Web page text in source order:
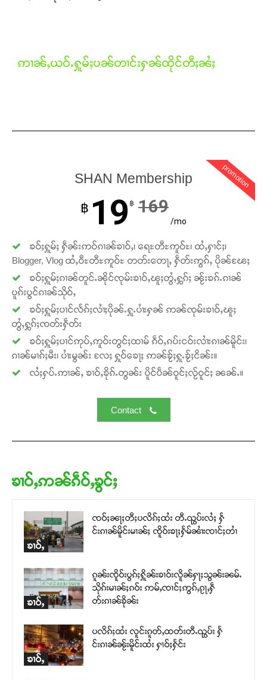
Support SHAN
ဢၢၼ်ႇယဝ်ႉႁူမ်ႈပၼ်တၢင်းႁၼ်ထိုင်တီႈၼႆႈ
promotion
SHAN Membership
฿ 19 ฿ 169
/mo
ၶဝ်ႈႁူမ်ႈ ႁဵၼ်းဢဝ်ၵၢၼ်ၶၢဝ်ႇ၊ ရေႊတီႊဢူဝ်ႊ၊ ထႆႇႁၢင်ႈ၊
Blogger, Vlog ထႆႇဝီႊတီႊဢူဝ်ႊ တတ်းတေႃႇ ႁဵတ်းဢွၵ်ႇ ပိုၼ်ၽႄႈ
ၶဝ်ႈႁူမ်ႈၵၢၼ်တူင်ႉၼိုင်ၸုမ်းၶၢဝ်ႇၽူႈတွႆႇႁွၵ်ႈ ၼႂ်းၶၵ်ႉၵၢၼ်
ပူၵ်းပွင်ၵၢၼ်သိုဝ်ႇ
ၶဝ်ႈႁူမ်ႈပၢင်လႅၵ်ႈလၢႆႈပိုၼ်ႉႁူႉပၢႆးႁၼ် ဢၼ်ၸုမ်းၶၢဝ်ႇၽူႈ
တွႆႇႁွၵ်ႈၸတ်းႁဵတ်း
ၶဝ်ႈႁူမ်ႈပၢင်ဢုပ်ႇဢူဝ်းတွင်ႈထၢမ် ၵဵဝ်ႇၵပ်းငဝ်းလၢႆးၵၢၼ်မိူင်း၊
ၵၢၼ်မၢၵ်ႈမီး၊ ပၢႆးမွၼ်း လႄႈ ႁူဝ်ၶေႃႈ ဢၼ်ၶႂ်ႈႁူႉၶႂ်ႈငိၼ်း။
လႆႈႁပ်ႉဢၢၼ်ႇ ၶၢဝ်ႇၶိုၵ်ႉတွၼ်း ပိူင်ပဵၼ်ဝူင်ႈလႂ်ဝူင်ႈ ၼၼ်ႉ။
Contact
ၶၢဝ်ႇဢၼ်ၵဵဝ်ႇၶွင်ႈ
ၶၢဝ်ႇ
ၸဝ်ႈၼႃႈတီႈပလိၵ်ႈထႆး တီႉၺွပ်းလႆႈ ႁႅ
င်းၵၢၼ်မိူင်းမၢၼ်ႈ ၸိူဝ်းၶႃႈႁႅမ်ၼၢႆးၸၢင်ႈတၢႆ
ၶၢဝ်ႇ
ၵူၼ်းၸိူဝ်းပွၵ်ႈႁိူၼ်းၶၢဝ်းလိူၼ်ႁႃႈသွၼ်းၼမ်ႉ
သိုၵ်းမၢၼ်ႈၵဝ်း ဢမ်ႇၸၢင်ႈဢွၵ်ႇၵႂႃႇႁဵ
တ်းၵၢၼ်ၶိုၼ်း
ၶၢဝ်ႇ
ပလိၵ်ႈထႆး လူင်းၵူတ်ႇထတ်းတီႉၺွပ်း ႁႅ
င်းၵၢၼ်ၼႂ်းမိူင်းထႆး ႁၢဝ်ႈႁႅင်း